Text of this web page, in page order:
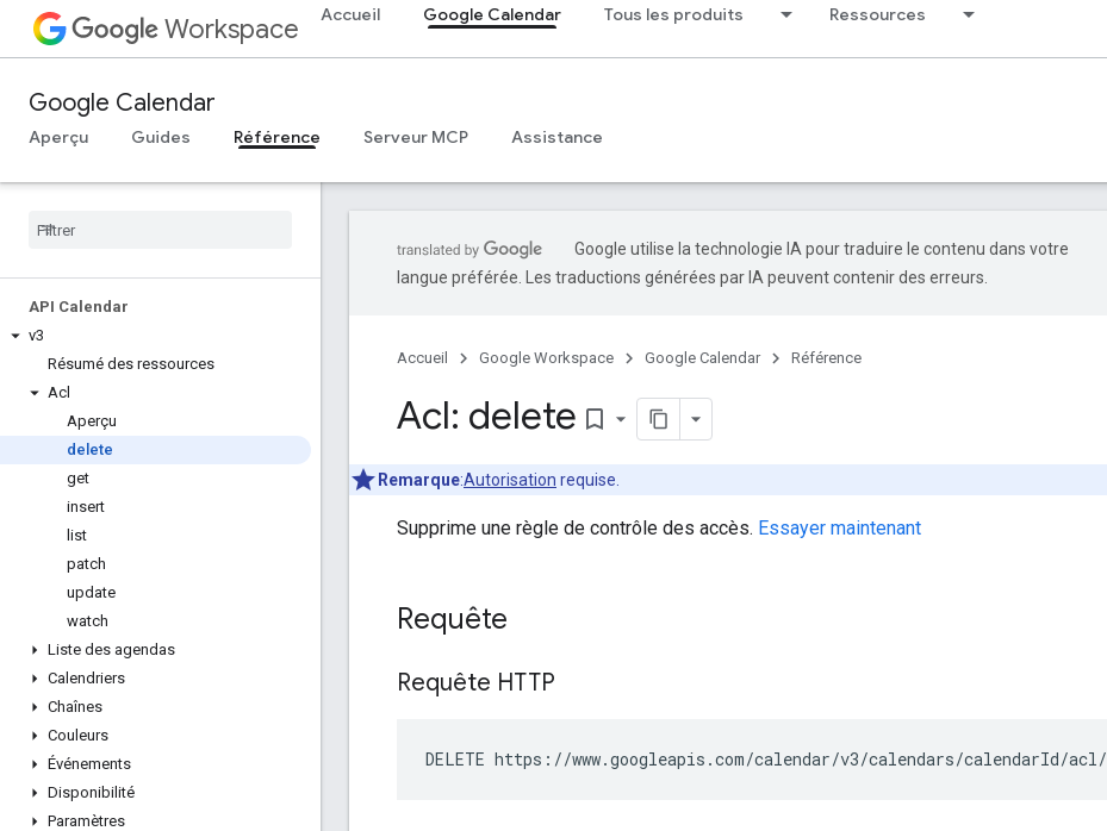
Workspace Accueil Google Calendar Tous les produits Ressources
Google Calendar
Aperçu Guides Référence Serveur MCP Assistance
API Calendar
v3
Résumé des ressources
Acl
Aperçu
delete
get
insert
list
patch
update
watch
Liste des agendas
Calendriers
Chaînes
Couleurs
Événements
Disponibilité
Paramètres
Google utilise la technologie IA pour traduire le contenu dans votre
langue préférée. Les traductions générées par IA peuvent contenir des erreurs.
Accueil Google Workspace Google Calendar Référence
Acl: delete bookmark_border
Remarque:Autorisation requise.
Supprime une règle de contrôle des accès. Essayer maintenant
Requête
Requête HTTP
DELETE https://www.googleapis.com/calendar/v3/calendars/calendarId/acl/